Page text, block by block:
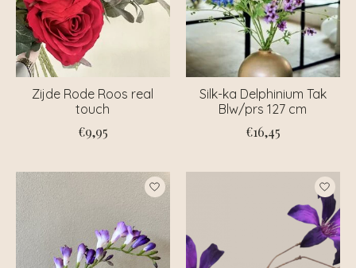
Zijde Rode Roos real
touch
€9,95
Silk-ka Delphinium Tak
Blw/prs 127 cm
€16,45